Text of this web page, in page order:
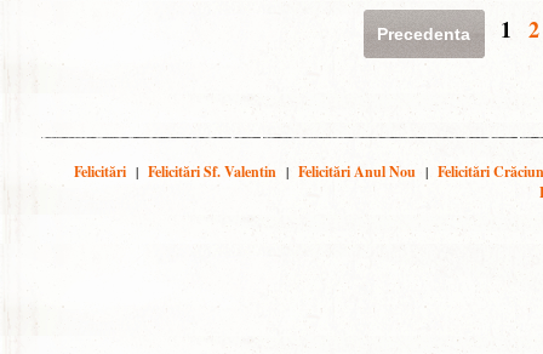
Precedenta 1 2
Felicitări | Felicitări Sf. Valentin | Felicitări Anul Nou | Felicitări